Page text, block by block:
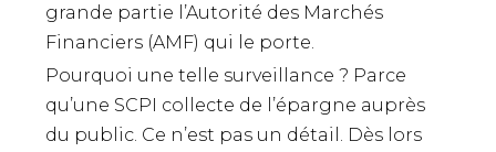
grande partie l’Autorité des Marchés
Financiers (AMF) qui le porte.
Pourquoi une telle surveillance ? Parce
qu’une SCPI collecte de l’épargne auprès
du public. Ce n’est pas un détail. Dès lors